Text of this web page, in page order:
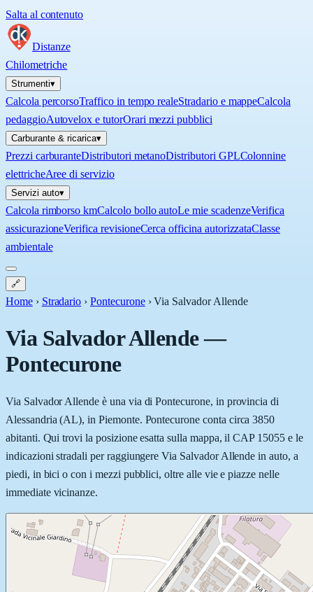
Salta al contenuto
Distanze
Chilometriche
Strumenti▾
Calcola percorsoTraffico in tempo realeStradario e mappeCalcola
pedaggioAutovelox e tutorOrari mezzi pubblici
Carburante & ricarica▾
Prezzi carburanteDistributori metanoDistributori GPLColonnine
elettricheAree di servizio
Servizi auto▾
Calcola rimborso kmCalcolo bollo autoLe mie scadenzeVerifica
assicurazioneVerifica revisioneCerca officina autorizzataClasse
ambientale
🔗
Home › Stradario › Pontecurone ›Via Salvador Allende
Via Salvador Allende—
Pontecurone
Via Salvador Allende è una via di Pontecurone, in provincia di
Alessandria (AL), in Piemonte. Pontecurone conta circa 3850
abitanti. Qui trovi la posizione esatta sulla mappa, il CAP 15055 e le
indicazioni stradali per raggiungere Via Salvador Allende in auto, a
piedi, in bici o con i mezzi pubblici, oltre alle vie e piazze nelle
immediate vicinanze.